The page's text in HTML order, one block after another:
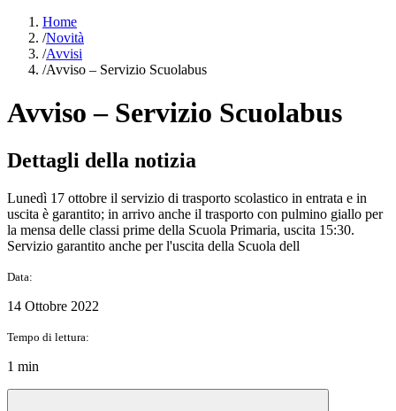
Home
/Novità
/Avvisi
/Avviso – Servizio Scuolabus
Avviso – Servizio Scuolabus
Dettagli della notizia
Lunedì 17 ottobre il servizio di trasporto scolastico in entrata e in
uscita è garantito; in arrivo anche il trasporto con pulmino giallo per
la mensa delle classi prime della Scuola Primaria, uscita 15:30.
Servizio garantito anche per l'uscita della Scuola dell
Data:
14 Ottobre 2022
Tempo di lettura:
1 min